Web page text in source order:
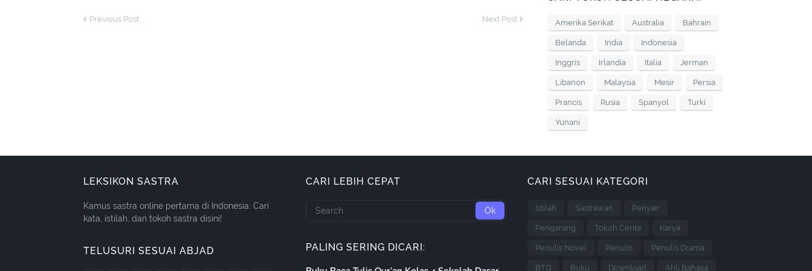
Previous Post Next Post Amerika Serikat Australia Bahrain
Belanda India Indonesia
Inggris Irlandia Italia Jerman
Libanon Malaysia Mesir Persia
Prancis Rusia Spanyol Turki
Yunani
LEKSIKON SASTRA
Kamus sastra online pertama di Indonesia. Cari
kata, istilah, dan tokoh sastra disini!
TELUSURI SESUAI ABJAD
CARI LEBIH CEPAT
PALING SERING DICARI:
CARI SESUAI KATEGORI
Istilah Sastrawan Penyair
Pengarang Tokoh Cerita Karya
Penulis Novel Penulis Penulis Drama
BTQ Buku Download Ahli Bahasa